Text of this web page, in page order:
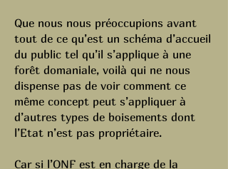
Que nous nous préoccupions avant
tout de ce qu’est un schéma d’accueil
du public tel qu’il s’applique à une
forêt domaniale, voilà qui ne nous
dispense pas de voir comment ce
même concept peut s’appliquer à
d’autres types de boisements dont
l’Etat n’est pas propriétaire.
Car si l’ONF est en charge de la